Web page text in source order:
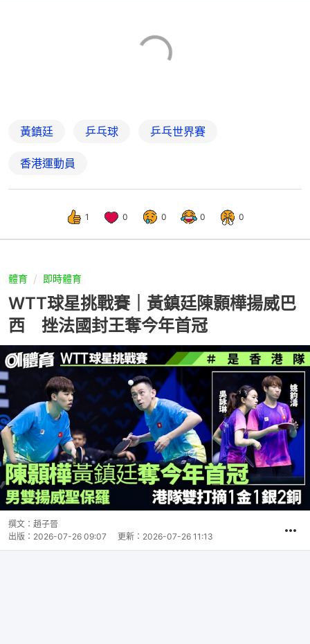
黃鎮廷 乒乓球 乒乓世界賽
香港運動員
1 0 0 0 0
體育 即時體育
WTT球星挑戰賽｜黃鎮廷陳顥樺揚威巴
西 挫法國封王奪今年首冠
撰文： 趙子晉
出版： 2026-07-26 09:07 更新： 2026-07-26 11:13